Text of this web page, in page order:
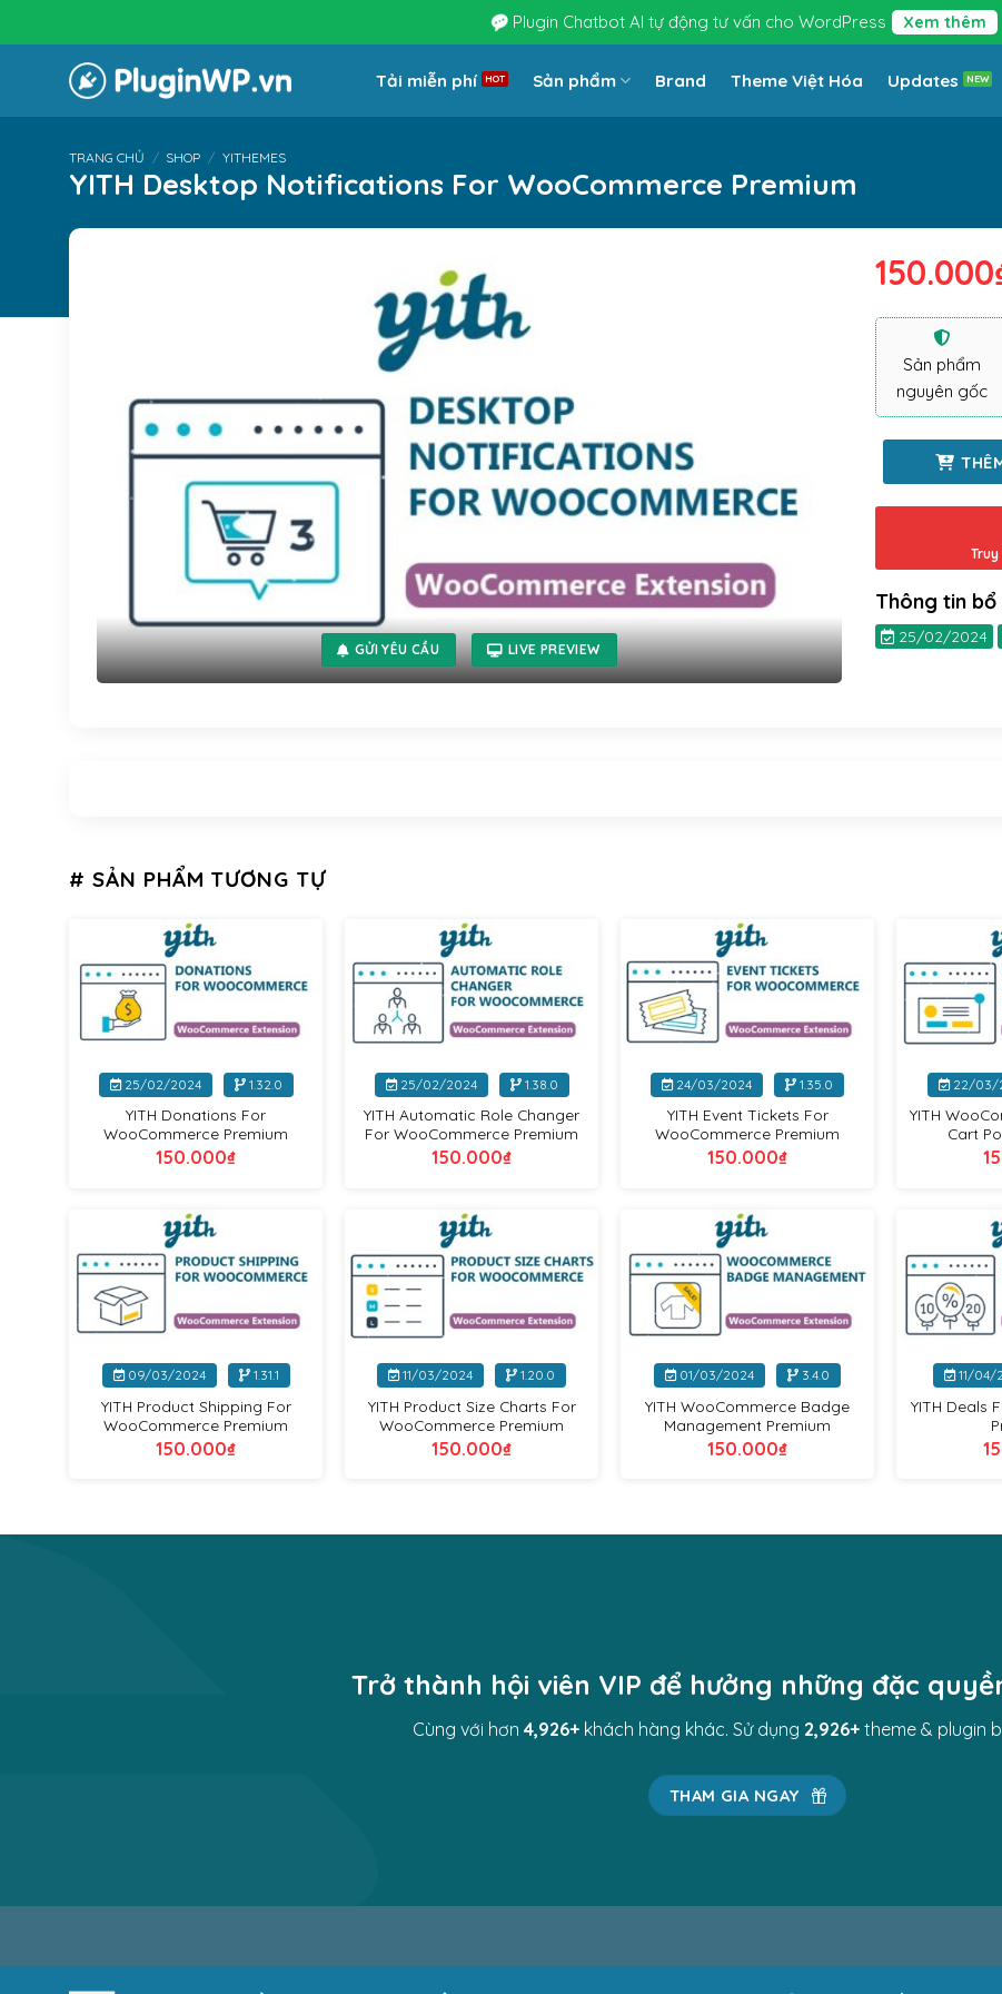
Plugin Chatbot AI tự động tư vấn cho WordPress Xem thêm
Tải miễn phí Sản phẩm Brand Theme Việt Hóa Updates
TRANG CHỦ / SHOP / YITHEMES
YITH Desktop Notifications For WooCommerce Premium
GỬI YÊU CẦU LIVE PREVIEW
150.000
Sản phẩm
nguyên gốc
Thông tin bổ
25/02/2024
# SẢN PHẨM TƯƠNG TỰ
+
25/02/2024 1.32.0
YITH Donations For
WooCommerce Premium
150.000₫
+
25/02/2024 1.38.0
YITH Automatic Role Changer
For WooCommerce Premium
150.000₫
+
24/03/2024 1.35.0
YITH Event Tickets For
WooCommerce Premium
150.000₫
+
22/03/
YITH
Cart
+
09/03/2024 1.31.1
YITH Product Shipping For
WooCommerce Premium
150.000₫
+
11/03/2024 1.20.0
YITH Product Size Charts For
WooCommerce Premium
150.000₫
+
01/03/2024 3.4.0
YITH WooCommerce Badge
Management Premium
150.000₫
+
11/04/
YITH Deals
Trở thành hội viên VIP để hưởng những đặc
Cùng với hơn 4,989+ khách hàng khác. Sử dụng 2,989+ theme & plugin
THAM GIA NGAY